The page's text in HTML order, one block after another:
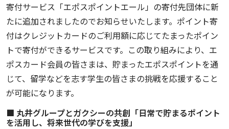
寄付サービス「エポスポイントエール」の寄付先団体に新
たに追加されましたのでお知らせいたします。ポイント寄
付はクレジットカードのご利用額に応じてたまったポイン
トで寄付ができるサービスです。この取り組みにより、エ
ポスカード会員の皆さまは、貯まったエポスポイントを通
じて、留学などを志す学生の皆さまの挑戦を応援すること
が可能になります。
■ 丸井グループとガクシーの共創「日常で貯まるポイント
を活用し、将来世代の学びを支援」